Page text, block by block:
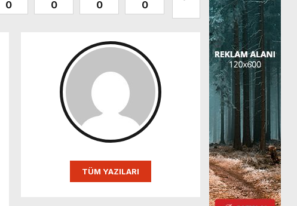
0 0 0 0 0
TÜM YAZILARI